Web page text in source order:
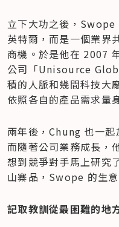
立下大功之後，Swope
英特爾，而是一個業界
商機。於是他在 2007
公司「Unisource
積的人脈和幾間科技大
依照各自的產品需求量
兩年後，Chung 也一
而隨著公司業務成長，
想到競爭對手馬上研究
山寨品，Swope 的生
記取教訓從最困難的地